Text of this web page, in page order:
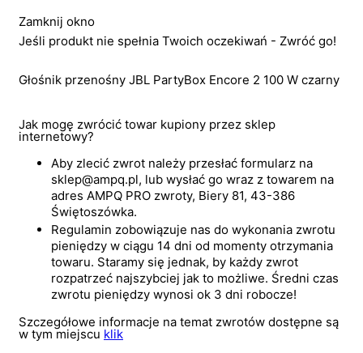
Zamknij okno
Jeśli produkt nie spełnia Twoich oczekiwań - Zwróć go!
Głośnik przenośny JBL PartyBox Encore 2 100 W czarny
Jak mogę zwrócić towar kupiony przez sklep
internetowy?
Aby zlecić zwrot należy przesłać formularz na
sklep@ampq.pl, lub wysłać go wraz z towarem na
adres AMPQ PRO zwroty, Biery 81, 43-386
Świętoszówka.
Regulamin zobowiązuje nas do wykonania zwrotu
pieniędzy w ciągu 14 dni od momenty otrzymania
towaru. Staramy się jednak, by każdy zwrot
rozpatrzeć najszybciej jak to możliwe. Średni czas
zwrotu pieniędzy wynosi ok 3 dni robocze!
Szczegółowe informacje na temat zwrotów dostępne są
w tym miejscu klik